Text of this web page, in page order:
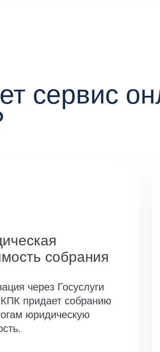
сервис
собрания
через Госуслуги
придает собранию
юридическую